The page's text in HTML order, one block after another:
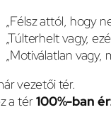
„Félsz attól, hogy
„Túlterhelt vagy,
„Motiválatlan
vezetői tér.
a tér100%-ban